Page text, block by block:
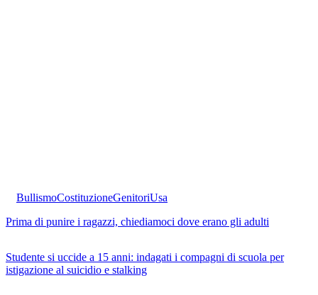
BullismoCostituzioneGenitoriUsa
Prima di punire i ragazzi, chiediamoci dove erano gli adulti
Studente si uccide a 15 anni: indagati i compagni di scuola per
istigazione al suicidio e stalking